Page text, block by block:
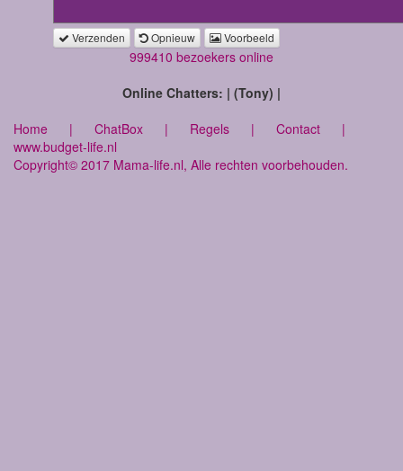
Verzenden Opnieuw Voorbeeld
999410 bezoekers online
Online Chatters: | (Tony) |
Home | ChatBox | Regels | Contact |
www.budget-life.nl
Copyright© 2017 Mama-life.nl, Alle rechten voorbehouden.